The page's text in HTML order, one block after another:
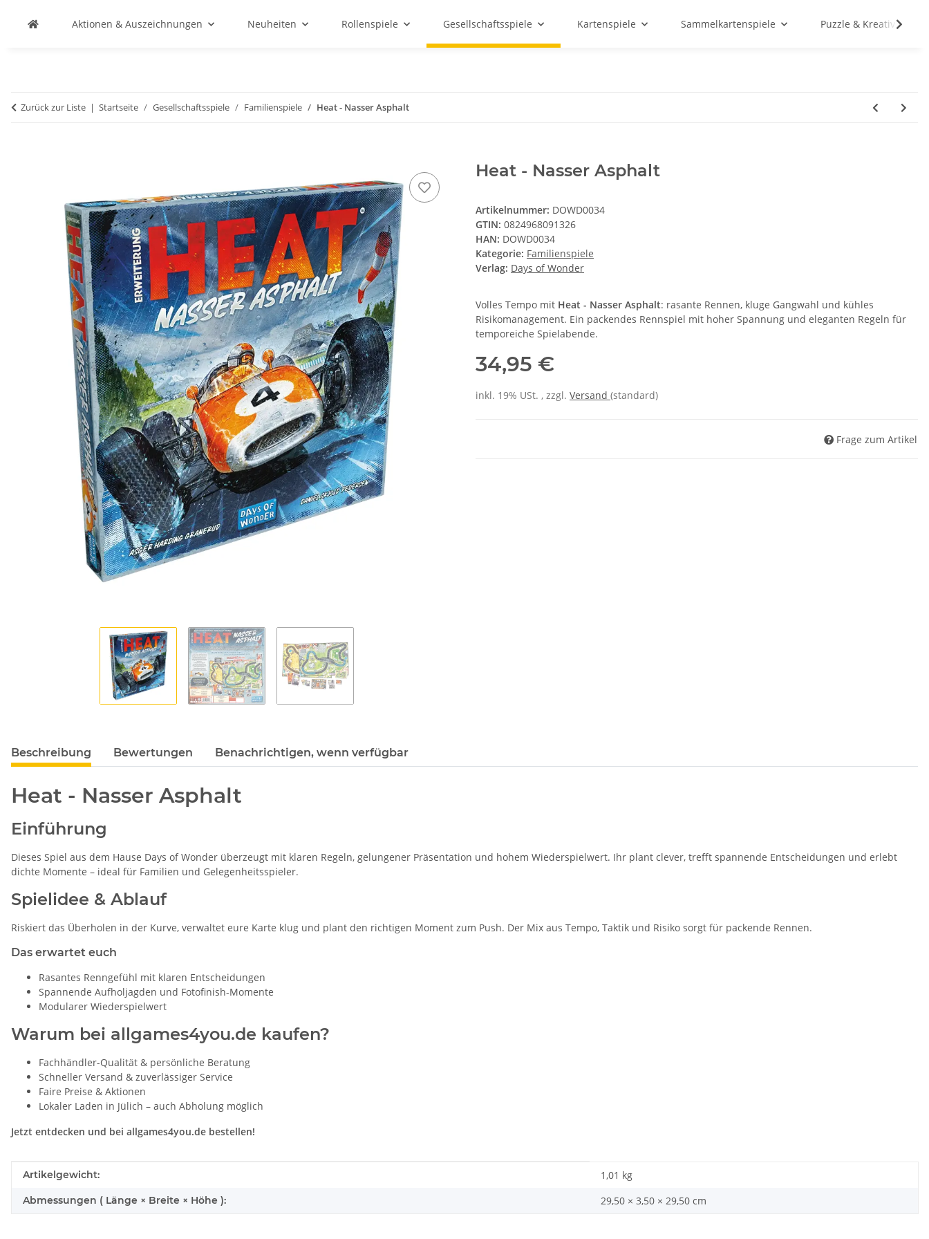
Aktionen & Auszeichnungen Neuheiten Rollenspiele Gesellschaftsspiele Kartenspiele Sammelkartenspiele Puzzle & Kreativ
Zurück zur Liste Startseite Gesellschaftsspiele Familienspiele Heat - Nasser Asphalt
Heat - Nasser Asphalt
Artikelnummer: DOWD0034
GTIN: 0824968091326
HAN: DOWD0034
Kategorie: Familienspiele
Verlag: Days of Wonder
Volles Tempo mit Heat - Nasser Asphalt: rasante Rennen, kluge Gangwahl und kühles
Risikomanagement. Ein packendes Rennspiel mit hoher Spannung und eleganten Regeln für
temporeiche Spielabende.
34,95 €
inkl. 19% USt. , zzgl. Versand (standard)
Frage zum Artikel
Beschreibung Bewertungen Benachrichtigen, wenn verfügbar
Heat - Nasser Asphalt
Einführung
Dieses Spiel aus dem Hause Days of Wonder überzeugt mit klaren Regeln, gelungener Präsentation und hohem Wiederspielwert. Ihr plant clever, trefft spannende Entscheidungen und erlebt
dichte Momente – ideal für Familien und Gelegenheitsspieler.
Spielidee & Ablauf
Riskiert das Überholen in der Kurve, verwaltet eure Karte klug und plant den richtigen Moment zum Push. Der Mix aus Tempo, Taktik und Risiko sorgt für packende Rennen.
Das erwartet euch
Rasantes Renngefühl mit klaren Entscheidungen
Spannende Aufholjagden und Fotofinish-Momente
Modularer Wiederspielwert
Warum bei allgames4you.de kaufen?
Fachhändler-Qualität & persönliche Beratung
Schneller Versand & zuverlässiger Service
Faire Preise & Aktionen
Lokaler Laden in Jülich – auch Abholung möglich
Jetzt entdecken und bei allgames4you.de bestellen!
Produkteigenschaft
Wert
Artikelgewicht: 1,01 kg
Abmessungen ( Länge × Breite × Höhe ): 29,50 × 3,50 × 29,50 cm